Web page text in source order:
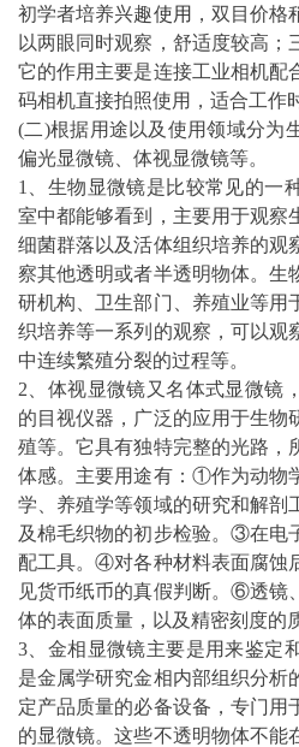
初学者培养兴趣使用 ，双目价
以两眼同时观察，舒适度较高；
它的作用主要是连接工业相机配
码相机直接拍照使用，适合工作
(二)根据用途以及使用领域分为
偏光显微镜、体视显微镜等。
1、生物显微镜是比较常见的一
室中都能够看到，主要用于观察
细菌群落以及活体组织培养的观
察其他透明或者半透明物体。生
研机构、卫生部门、养殖业等用
织培养等一系列的观察，可以观
中连续繁殖分裂的过程等。
2、体视显微镜又名体式显微镜
的目视仪器，广泛的应用于生物
殖等。它具有独特完整的光路，
体感。主要用途有：①作为动物
学、养殖学等领域的研究和解
及棉毛织物的初步检验。③在电
配工具。④对各种材料表面腐蚀
见货币纸币的真假判断。⑥透镜
体的表面质量，以及精密刻度的
3、金相显微镜主要是用来鉴定
是金属学研究金相内部组织分析
定产品质量的必备设备，专门用
的显微镜。这些不透明物体不能